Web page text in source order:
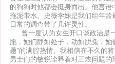
的狗狗时他都会挺身而出。他言
拖泥带水。史薇学妹是我们组年
日常的调查带了几许灵性。
曾一度认为女生开口谈政治是一
胞，她们静如处子，动如脱兔，她
题”的满腔热情。我相信在不久的
男士们的敏锐诠释着对三农问题的